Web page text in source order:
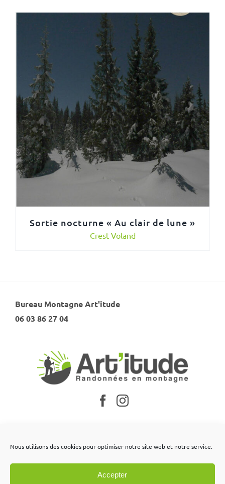
Nous utilisons des cookies pour optimiser notre site web et notre service.
Accepter
Sortie nocturne « Au clair de lune »
Crest Voland
Bureau Montagne Art'itude
06 03 86 27 04
Nos partenaires
Conditions générales de vente